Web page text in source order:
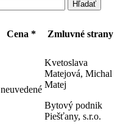
Cena * Zmluvné strany
neuvedené
Kvetoslava
Matejová, Michal
Matej
Bytový podnik
Piešťany, s.r.o.